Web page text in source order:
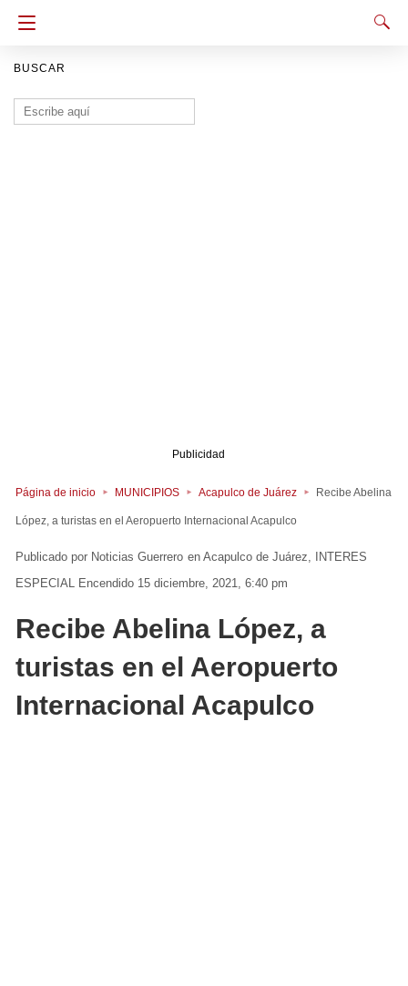
BUSCAR
Buscar:
Publicidad
Página de inicio MUNICIPIOS Acapulco de Juárez Recibe Abelina
López, a turistas en el Aeropuerto Internacional Acapulco
Noticias Guerrero en Acapulco de Juárez
INTERES
ESPECIAL Encendido 15 diciembre, 2021, 6:40 pm
Recibe Abelina López, a
turistas en el Aeropuerto
Internacional Acapulco